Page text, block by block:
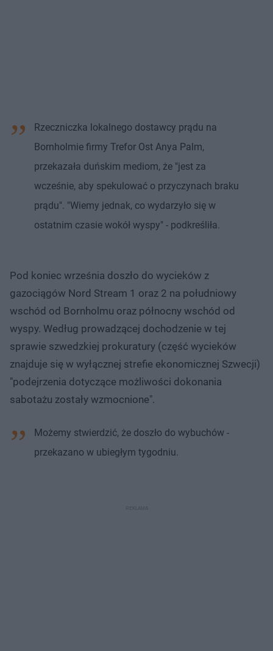
Rzeczniczka lokalnego dostawcy prądu na
Bornholmie firmy Trefor Ost Anya Palm,
przekazała duńskim mediom, że "jest za
wcześnie, aby spekulować o przyczynach braku
prądu". "Wiemy jednak, co wydarzyło się w
ostatnim czasie wokół wyspy" - podkreśliła.
Pod koniec września doszło do wycieków z
gazociągów Nord Stream 1 oraz 2 na południowy
wschód od Bornholmu oraz północny wschód od
wyspy. Według prowadzącej dochodzenie w tej
sprawie szwedzkiej prokuratury (część wycieków
znajduje się w wyłącznej strefie ekonomicznej Szwecji)
"podejrzenia dotyczące możliwości dokonania
sabotażu zostały wzmocnione".
Możemy stwierdzić, że doszło do wybuchów -
przekazano w ubiegłym tygodniu.